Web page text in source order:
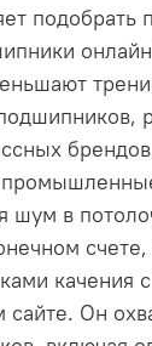
в
качения
Он